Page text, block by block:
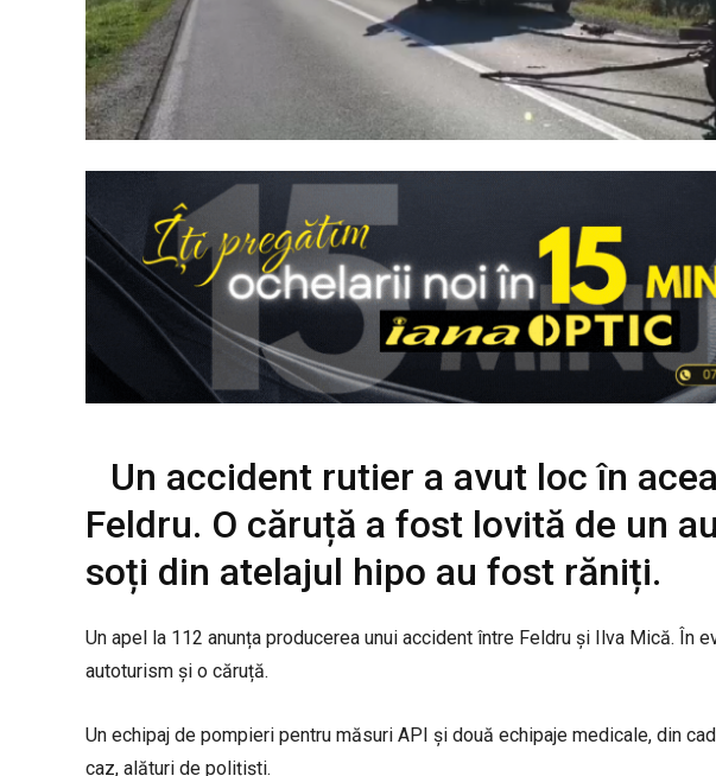
Un accident rutier a avut loc în
Feldru. O căruță a fost lovită de un
soți din atelajul hipo au fost răniți.
Un apel la 112 anunța producerea unui accident între Feldru și Ilva Mică. În
autoturism și o căruță.
Un echipaj de pompieri pentru măsuri API și două echipaje medicale, din
caz, alături de polițiști.